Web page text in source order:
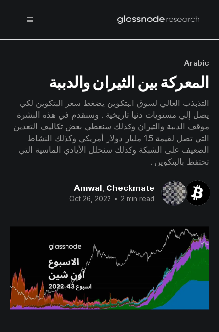
Arabic
المعركة بين الثيران والدببة
التذبذب العالي لسوق البتكوين يضغط سعر البتكوين لكي
يصل إلي مستويات دنيا تاريخية . وسنقدم في هذه النشرة
موقف الدببة والثيران وكذلك سنغطي بعض تكاليف التعدين
التي تصل لقيمة 1.5 مليار دولار أمريكي وكذلك النشاط
الضعيف على الشبكة وكذلك سنحلل الأيادي الماسية التي
تحتفظ بالبتكوين .
Amwal, Checkmate
Oct 26, 2022 • 2 min read